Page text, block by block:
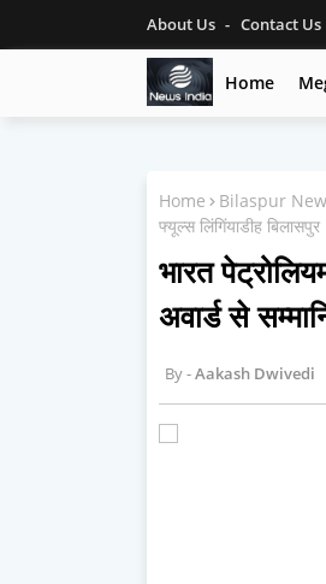
About Us Contact Us
Home
Home Bilaspur
फ्यूल्स लिंगिंयाडीह बिलासपुर
भारत
अवार्ड से
Aakash Dwivedi